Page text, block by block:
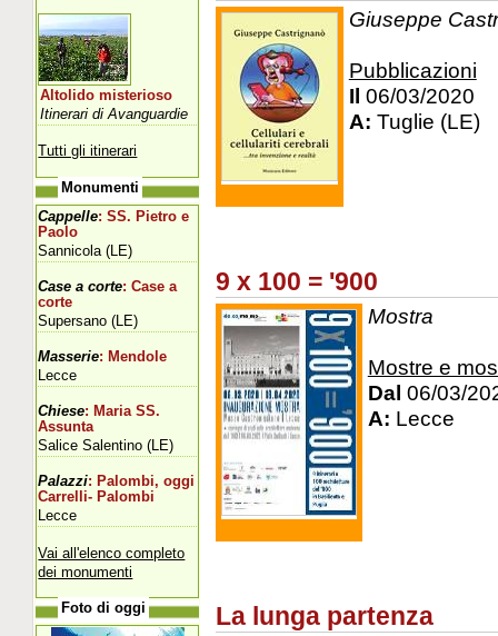
Giuseppe
Pubblicazioni
Il 06/03/2020
A: Tuglie (LE)
9 x 100 = '900
Mostra
Mostre e
Dal 06/03/
A: Lecce
La lunga partenza
Altolido misterioso
Itinerari di Avanguardie
Tutti gli itinerari
Monumenti
Cappelle: SS. Pietro e
Paolo
Sannicola (LE)
Case a corte: Case a
corte
Supersano (LE)
Masserie: Mendole
Lecce
Chiese: Maria SS.
Assunta
Salice Salentino (LE)
Palazzi: Palombi, oggi
Carrelli- Palombi
Lecce
Vai all'elenco completo
dei monumenti
Foto di oggi